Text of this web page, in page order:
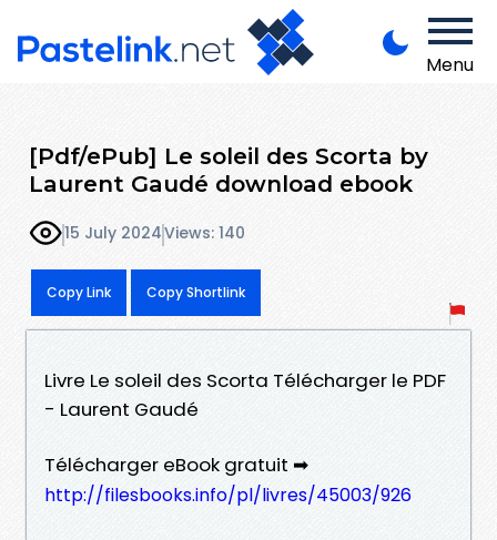
Menu
[Pdf/ePub] Le soleil des Scorta by
Laurent Gaudé download ebook
15 July 2024Views: 140
Copy Link Copy Shortlink
Livre Le soleil des Scorta Télécharger le PDF
- Laurent Gaudé
Télécharger eBook gratuit ➡
http://filesbooks.info/pl/livres/45003/926